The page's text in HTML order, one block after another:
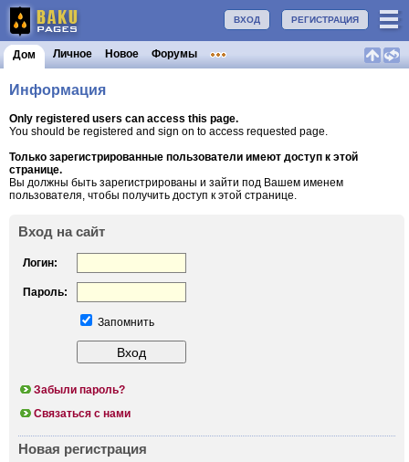
РЕГИСТРАЦИЯ
ВХОД
Дом Личное Новое Форумы
Информация
Only registered users can access this page.
You should be registered and sign on to access requested page.
Только зарегистрированные пользователи имеют доступ к этой
странице.
Вы должны быть зарегистрированы и зайти под Вашем именем
пользователя, чтобы получить доступ к этой странице.
Вход на сайт
Логин:
Пароль:
Запомнить
Забыли пароль?
Связаться с нами
Новая регистрация